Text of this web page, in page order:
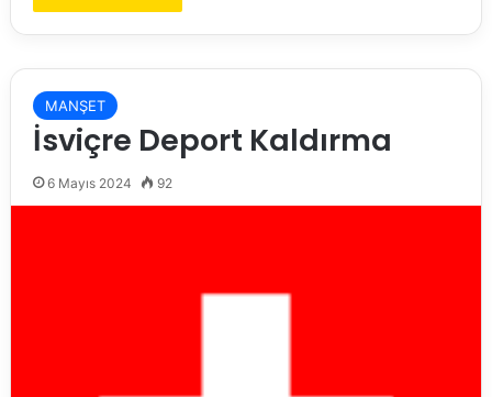
MANŞET
İsviçre Deport Kaldırma
6 Mayıs 2024 92